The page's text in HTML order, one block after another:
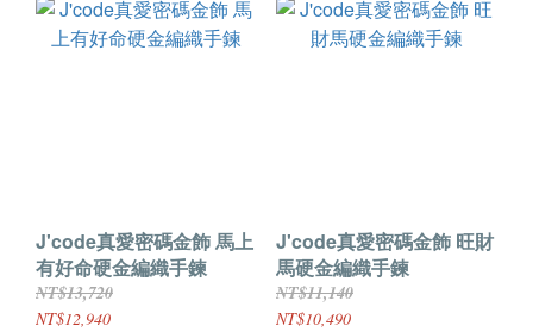
J'code真愛密碼金飾 馬上
有好命硬金編織手鍊
NT$13,720
NT$12,940
J'code真愛密碼金飾 旺財
馬硬金編織手鍊
NT$11,140
NT$10,490